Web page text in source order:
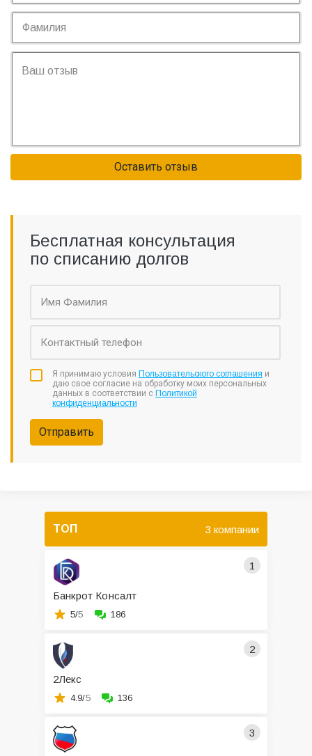
Оставить отзыв
Бесплатная консультация
по списанию долгов
Я принимаю условия Пользовательского соглашения и
даю свое согласие на обработку моих персональных
данных в соответствии с Политикой
конфиденциальности
Отправить
ТОП 3 компании
1
Банкрот Консалт
5/5 186
2
2Лекс
4.9/5 136
3